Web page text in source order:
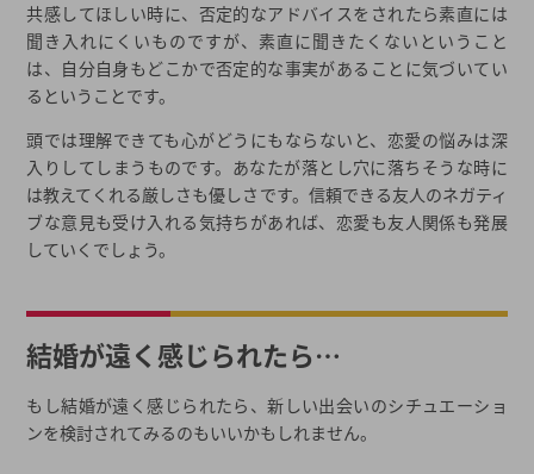
共感してほしい時に、否定的なアドバイスをされたら素直には
聞き入れにくいものですが、素直に聞きたくないということ
は、自分自身もどこかで否定的な事実があることに気づいてい
るということです。
頭では理解できても心がどうにもならないと、恋愛の悩みは深
入りしてしまうものです。あなたが落とし穴に落ちそうな時に
は教えてくれる厳しさも優しさです。信頼できる友人のネガティ
ブな意見も受け入れる気持ちがあれば、恋愛も友人関係も発展
していくでしょう。
結婚が遠く感じられたら…
もし結婚が遠く感じられたら、新しい出会いのシチュエーショ
ンを検討されてみるのもいいかもしれません。